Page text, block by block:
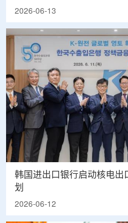
2026-06-13
韩国进出口银行启动核电出
划
2026-06-12